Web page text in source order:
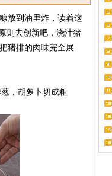
放到油里炸，读着这
则去创新吧，浇汁猪
猪排的肉味完全展
，胡萝卜切成粗